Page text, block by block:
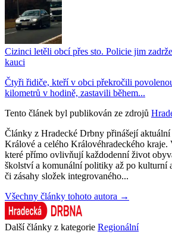
Cizinci letěli obcí přes sto. Policie jim
kauci
Čtyři řidiče, kteří v obci překročili
kilometrů v hodině, zastavili během...
Tento článek byl publikován ze zdrojů
Články z Hradecké Drbny přinášejí
Králové a celého Královéhradeckého kraje.
které přímo ovlivňují každodenní život
školství a komunální politiky až po kulturní
či zásahy složek integrovaného...
Všechny články tohoto autora →
Další články z kategorie Regionální